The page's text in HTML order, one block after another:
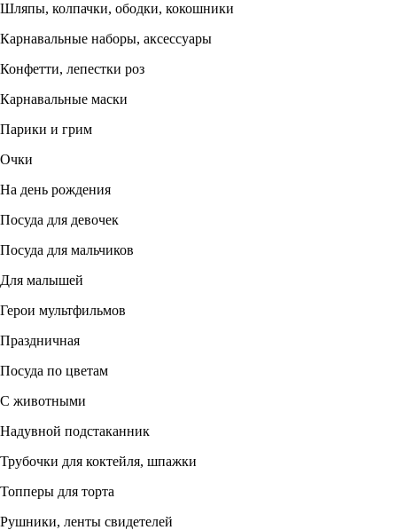
Шляпы, колпачки, ободки, кокошники
Карнавальные наборы, аксессуары
Конфетти, лепестки роз
Карнавальные маски
Парики и грим
Очки
На день рождения
Посуда для девочек
Посуда для мальчиков
Для малышей
Герои мультфильмов
Праздничная
Посуда по цветам
С животными
Надувной подстаканник
Трубочки для коктейля, шпажки
Топперы для торта
Рушники, ленты свидетелей